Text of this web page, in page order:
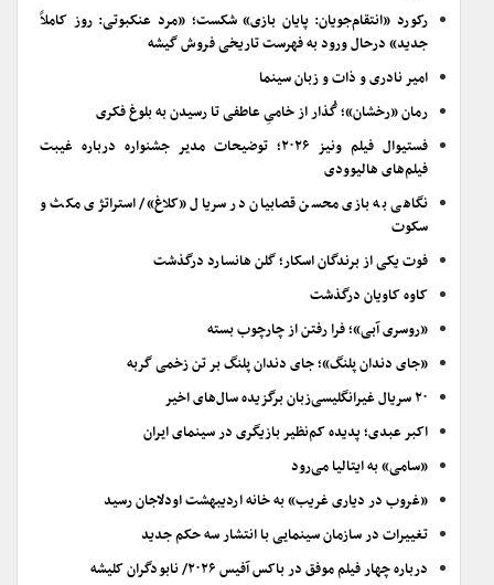
رکورد «انتقام‌جویان: پایان بازی» شکست؛ «مرد عنکبوتی: روز کاملاً
جدید» درحال ورود به فهرست تاریخی فروش گیشه
امیر نادری و ذات و زبان سینما
رمان «رخشان»؛ گُذار از خامیِ عاطفی تا رسیدن به بلوغ فکری
فستیوال فیلم ونیز ۲۰۲۶؛ توضیحات مدیر جشنواره درباره غیبت
فیلم‌های هالیوودی
نگاهی به بازی محسن قصابیان در سریال «کلاغ»/ استراتژی مکث و
سکوت
فوت یکی از برندگان اسکار؛ گلن هانسارد درگذشت
کاوه کاویان درگذشت
«روسری آبی»؛ فرا رفتن از چارچوب بسته
«جای دندان پلنگ»؛ جای دندان پلنگ بر تن زخمی گربه
۲۰ سریال غیرانگلیسی‌زبان برگزیده سال‌های اخیر
اکبر عبدی؛ پدیده کم‌نظیر بازیگری در سینمای ایران
«سامی» به ایتالیا می‌رود
«غروب در دیاری غریب» به خانه اردیبهشت اودلاجان رسید
تغییرات در سازمان سینمایی با انتشار سه حکم جدید
درباره چهار فیلم موفق در باکس آفیس ۲۰۲۶/ نابودگران کلیشه